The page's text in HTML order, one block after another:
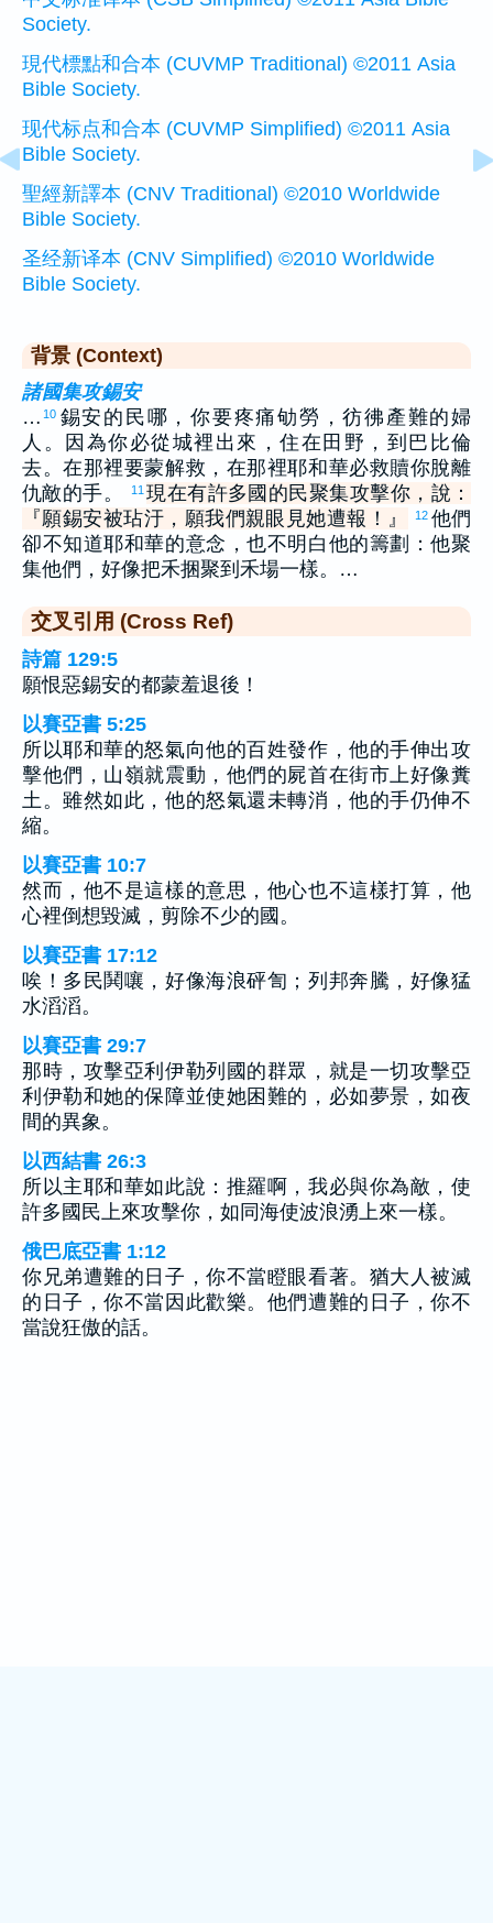
Society.
現代標點和合本 (CUVMP Traditional) ©2011 Asia
Bible Society.
现代标点和合本 (CUVMP Simplified) ©2011 Asia
Bible Society.
聖經新譯本 (CNV Traditional) ©2010 Worldwide
Bible Society.
圣经新译本 (CNV Simplified) ©2010 Worldwide
Bible Society.
背景 (Context)
諸國集攻錫安
… 10 錫安的民哪，你要疼痛劬勞，彷彿產難的婦
人。因為你必從城裡出來，住在田野，到巴比倫
去。在那裡要蒙解救，在那裡耶和華必救贖你脫離
仇敵的手。
11 現在有許多國的民聚集攻擊你，說：
『願錫安被玷汙，願我們親眼見她遭報！』
12 他們
卻不知道耶和華的意念，也不明白他的籌劃：他聚
集他們，好像把禾捆聚到禾場一樣。…
交叉引用 (Cross Ref)
詩篇 129:5
願恨惡錫安的都蒙羞退後！
以賽亞書 5:25
所以耶和華的怒氣向他的百姓發作，他的手伸出攻
擊他們，山嶺就震動，他們的屍首在街市上好像糞
土。雖然如此，他的怒氣還未轉消，他的手仍伸不
縮。
以賽亞書 10:7
然而，他不是這樣的意思，他心也不這樣打算，他
心裡倒想毀滅，剪除不少的國。
以賽亞書 17:12
唉！多民鬨嚷，好像海浪砰訇；列邦奔騰，好像猛
水滔滔。
以賽亞書 29:7
那時，攻擊亞利伊勒列國的群眾，就是一切攻擊亞
利伊勒和她的保障並使她困難的，必如夢景，如夜
間的異象。
以西結書 26:3
所以主耶和華如此說：推羅啊，我必與你為敵，使
許多國民上來攻擊你，如同海使波浪湧上來一樣。
俄巴底亞書 1:12
你兄弟遭難的日子，你不當瞪眼看著。猶大人被滅
的日子，你不當因此歡樂。他們遭難的日子，你不
當說狂傲的話。